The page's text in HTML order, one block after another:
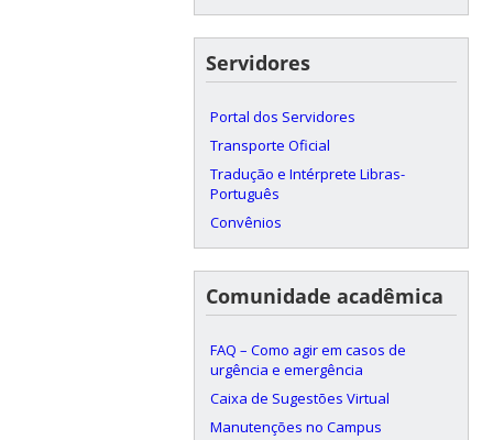
Servidores
Portal dos Servidores
Transporte Oficial
Tradução e Intérprete Libras-
Português
Convênios
Comunidade acadêmica
FAQ – Como agir em casos de
urgência e emergência
Caixa de Sugestões Virtual
Manutenções no Campus